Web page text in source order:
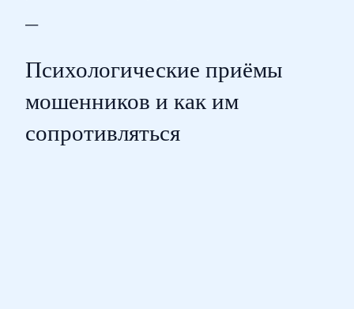
—
Психологические приёмы
мошенников и как им
сопротивляться